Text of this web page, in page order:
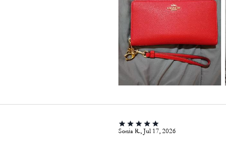
Sonia R., Jul 17, 2026